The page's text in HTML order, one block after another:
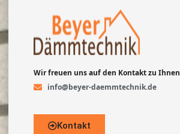
Wir freuen uns auf den Kontakt zu Ihnen
info@beyer-daemmtechnik.de
Kontakt